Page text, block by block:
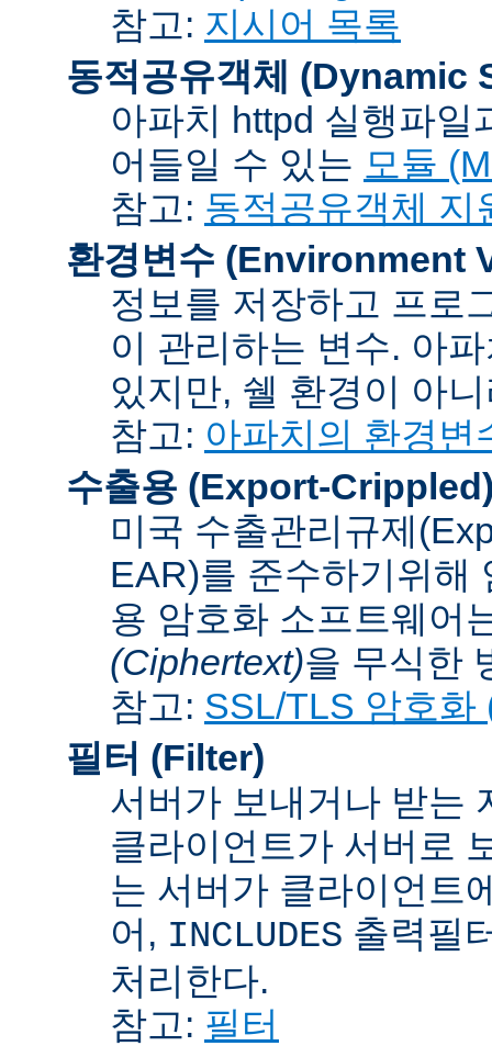
참고: 지시어 목록
동적공유객체 (Dynamic
아파치 httpd 실행파일
어들일 수 있는 모듈
참고: 동적공유객체 지
환경변수 (Environment
정보를 저장하고 프로
이 관리하는 변수. 아
있지만, 쉘 환경이 아
참고: 아파치의 환경변
수출용 (Export-
미국 수출관리규제
EAR)를 준수하기위해
용 암호화 소프트웨어
(Ciphertext)을 무식한
참고: SSL/TLS 암호화
필터 (Filter)
서버가 보내거나 받는
클라이언트가 서버로
는 서버가 클라이언트
어, INCLUDES 출력필
처리한다.
참고: 필터